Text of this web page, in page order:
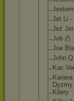
Jet Li -
Jeż
Job
Joe
John Q
Kac
Dyzmy
Kilery